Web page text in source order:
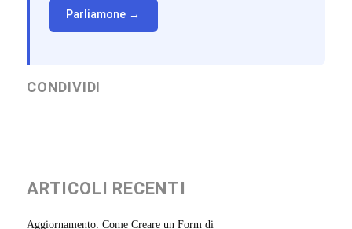
Parliamone →
CONDIVIDI
ARTICOLI RECENTI
Aggiornamento: Come Creare un Form di